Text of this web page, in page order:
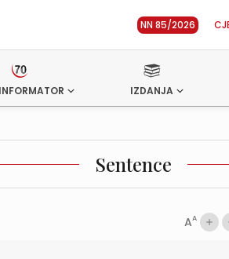
NN 85/2026
IZDANJA
Sentence
AA